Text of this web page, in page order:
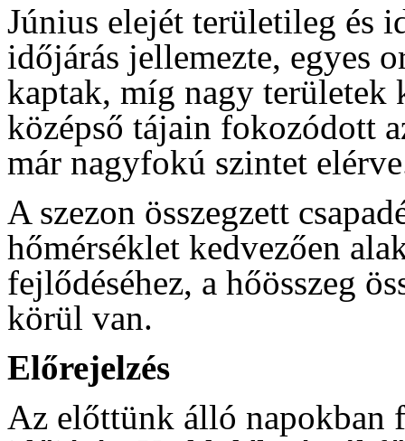
Június elejét területileg és
időjárás jellemezte, egyes
kaptak, míg nagy területek
középső tájain fokozódott
már nagyfokú szintet
A szezon összegzett
hőmérséklet kedvezően
fejlődéséhez, a hőösszeg
körül van.
Előrejelzés
Az előttünk álló